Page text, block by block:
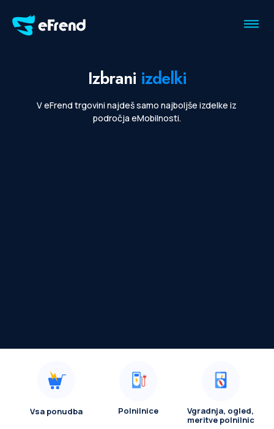
Izbrani izdelki
V eFrend trgovini najdeš samo najboljše izdelke iz
področja eMobilnosti.
Vsa ponudba Polnilnice
Vgradnja, ogled,
meritve polnilnic